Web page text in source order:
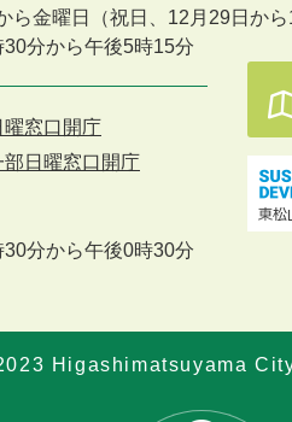
ら金曜日
（祝日、12月29日か
分から午後5時15分
窓口開庁
日曜窓口開庁
分から午後0時30分
Higashimatsuyama